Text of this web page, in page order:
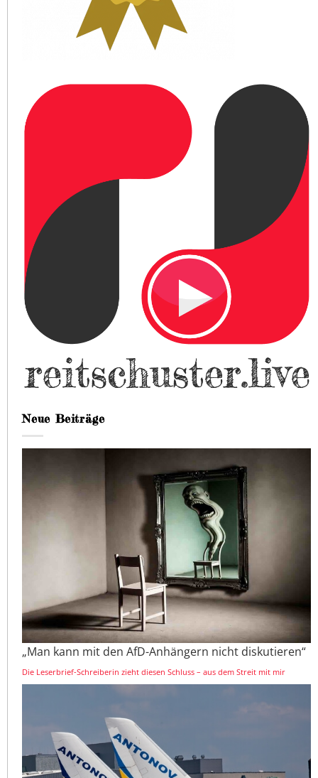
Neue Beiträge
„Man kann mit den AfD-Anhängern nicht diskutieren“
Die Leserbrief-Schreiberin zieht diesen Schluss – aus dem Streit mit mir